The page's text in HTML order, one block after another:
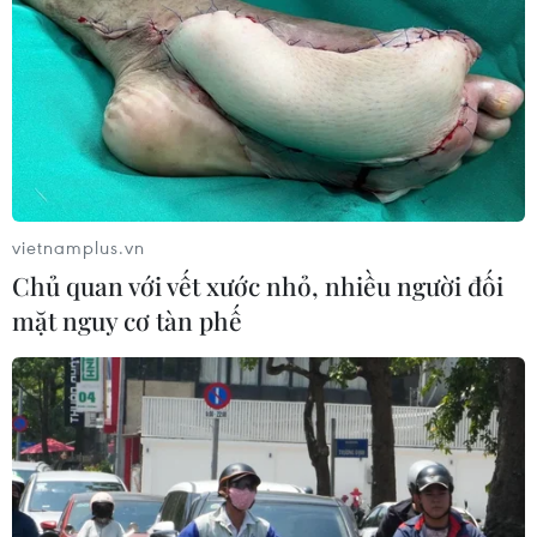
nghệ sản xuất.
Ấn Độ là thị trường tiềm năng cho đồ gỗ
và nội thất xuất khẩu của Việt Nam
vietnamplus.vn
Chủ quan với vết xước nhỏ, nhiều người đối
mặt nguy cơ tàn phế